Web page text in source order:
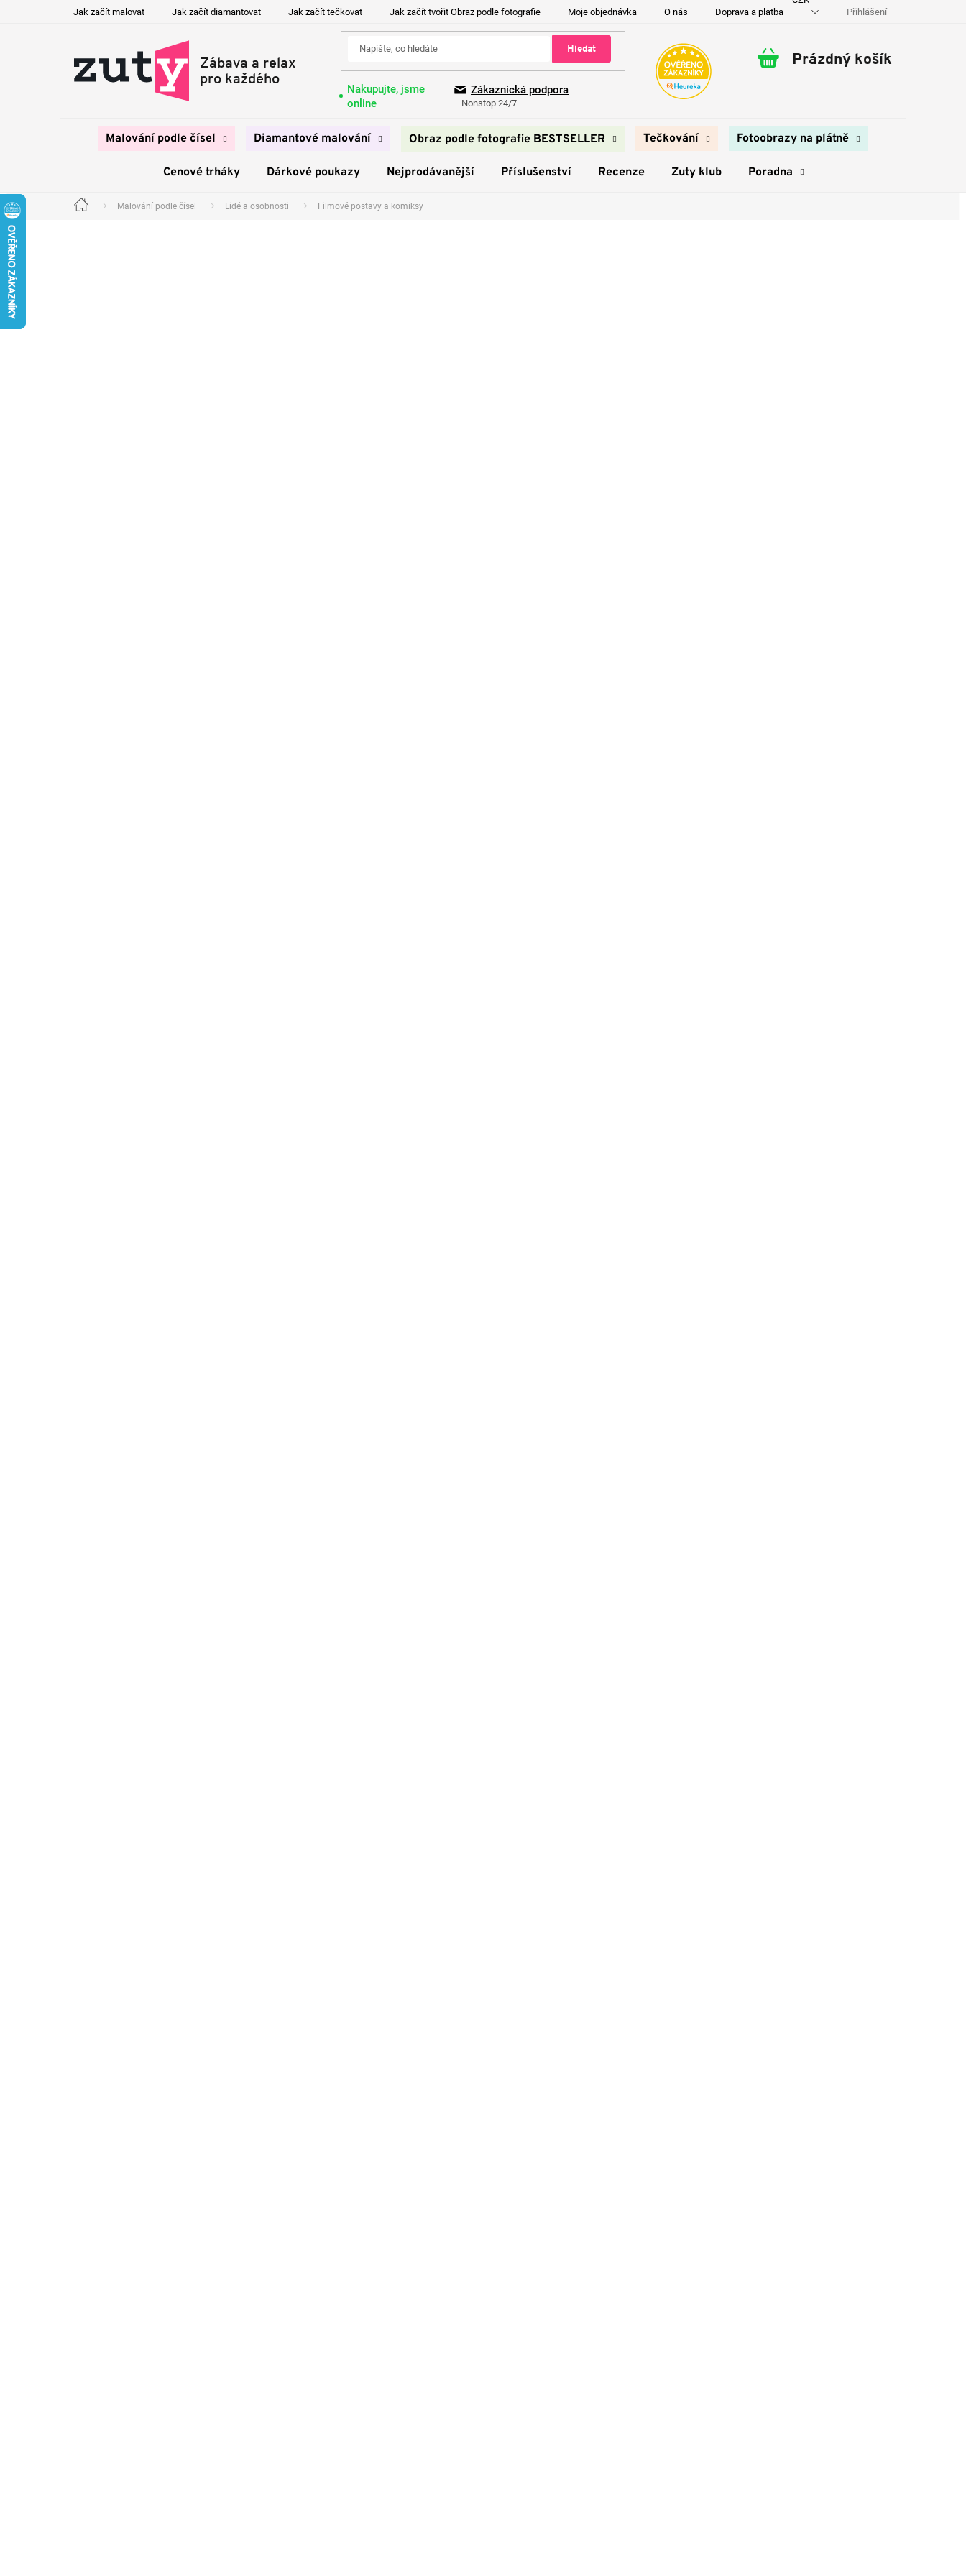
Jak začít malovat Jak začít diamantovat Jak začít tečkovat Jak začít tvořit Obraz podle fotografie Moje objednávka O nás Doprava a platba Kontakty Přihlášení
Hledat
Nakupujte, jsme
online
Zákaznická podpora
Nonstop 24/7
Nákupní
Prázdný košík
Malování podle čísel Diamantové malování Obraz podle fotografie BESTSELLER Tečkování Fotoobrazy na plátně
Cenové trháky Dárkové poukazy Nejprodávanější Příslušenství Recenze Zuty klub Poradna
Domů Malování podle čísel Lidé a osobnosti Filmové postavy a komiksy